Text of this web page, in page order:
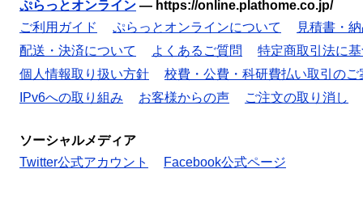
ぷらっとオンライン — https://online.plathome.co.jp/
ご利用ガイド
ぷらっとオンラインについて
見積書・
配送・決済について
よくあるご質問
特定商取引法に
個人情報取り扱い方針
校費・公費・科研費払い取引のご
IPv6への取り組み
お客様からの声 ご注文の取り消し
ソーシャルメディア
Twitter公式アカウント
Facebook公式ページ